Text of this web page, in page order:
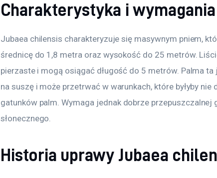
Charakterystyka i
Jubaea chilensis charakteryzuje się masywnym pniem,
średnicę do 1,8 metra oraz wysokość do 25 metrów.
pierzaste i mogą osiągać długość do 5 metrów. Palma
na suszę i może przetrwać w warunkach, które byłyby nie
gatunków palm. Wymaga jednak dobrze przepuszczalnej
słonecznego.
Historia uprawy Jubaea